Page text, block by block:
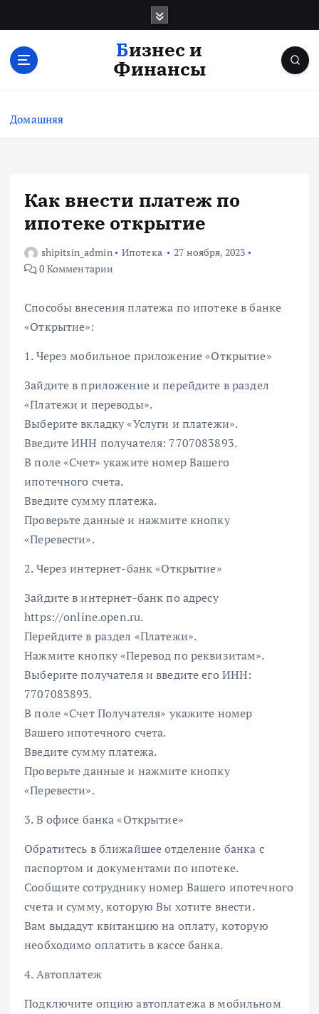
с
Бизнес и
Финансы
Домашняя
Как внести платеж по
ипотеке открытие
shipitsin_admin Ипотека
27 ноября, 2023
0 Комментарии
Способы внесения платежа по ипотеке в банке
«Открытие»:
1. Через мобильное приложение «Открытие»
Зайдите в приложение и перейдите в раздел
«Платежи и переводы».
Выберите вкладку «Услуги и платежи».
Введите ИНН получателя: 7707083893.
В поле «Счет» укажите номер Вашего
ипотечного счета.
Введите сумму платежа.
Проверьте данные и нажмите кнопку
«Перевести».
2. Через интернет-банк «Открытие»
Зайдите в интернет-банк по адресу
https://online.open.ru.
Перейдите в раздел «Платежи».
Нажмите кнопку «Перевод по реквизитам».
Выберите получателя и введите его ИНН:
7707083893.
В поле «Счет Получателя» укажите номер
Вашего ипотечного счета.
Введите сумму платежа.
Проверьте данные и нажмите кнопку
«Перевести».
3. В офисе банка «Открытие»
Обратитесь в ближайшее отделение банка с
паспортом и документами по ипотеке.
Сообщите сотруднику номер Вашего ипотечного
счета и сумму, которую Вы хотите внести.
Вам выдадут квитанцию на оплату, которую
необходимо оплатить в кассе банка.
4. Автоплатеж
Подключите опцию автоплатежа в мобильном